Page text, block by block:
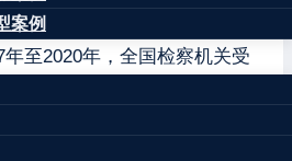
案例
绝对多数，危险作业罪入罪
年至2020年，全国检察机关受
生产类犯罪案件中，重大责
名，占78.5%；其次是重大
。今年3月1日危险作业